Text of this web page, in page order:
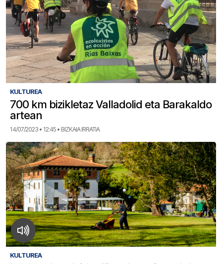
KULTUREA
700 km bizikletaz Valladolid eta Barakaldo
artean
14/07/2023 • 12:45 • BIZKAIA IRRATIA
KULTUREA